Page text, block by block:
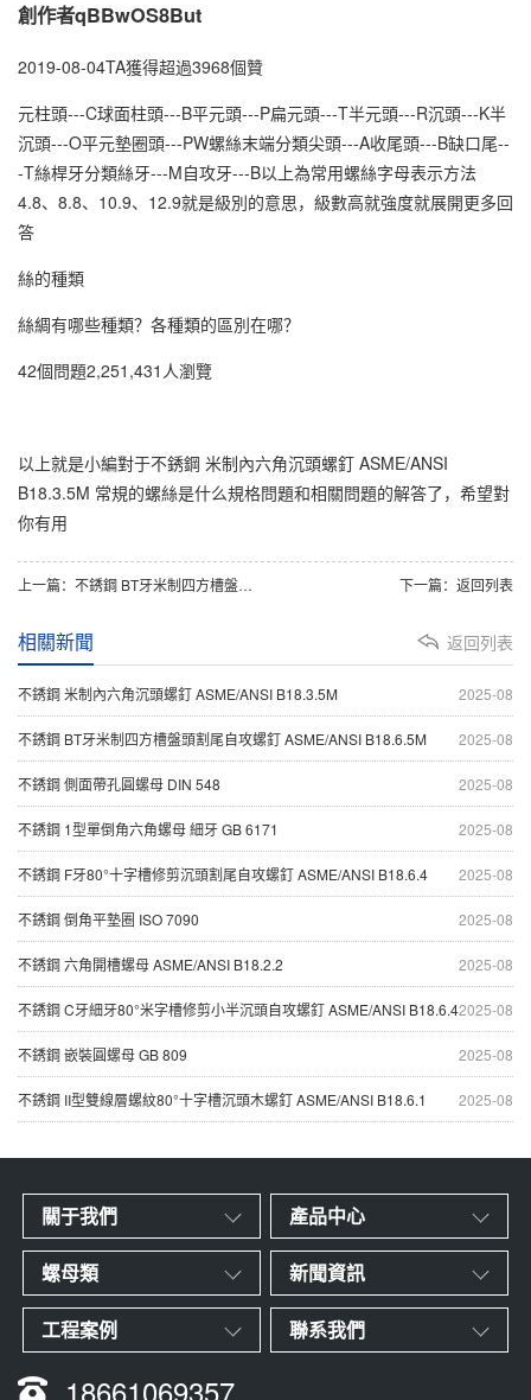
創作者qBBwOS8But
2019-08-04TA獲得超過3968個贊
元柱頭---C球面柱頭---B平元頭---P扁元頭---T半元頭---R沉頭---K半
沉頭---O平元墊圈頭---PW螺絲末端分類尖頭---A收尾頭---B缺口尾--
-T絲桿牙分類絲牙---M自攻牙---B以上為常用螺絲字母表示方法
4.8、8.8、10.9、12.9就是級別的意思，級數高就強度就展開更多回
答
絲的種類
絲綢有哪些種類？各種類的區別在哪？
42個問題2,251,431人瀏覽
以上就是小編對于不銹鋼 米制內六角沉頭螺釘 ASME/ANSI
B18.3.5M 常規的螺絲是什么規格問題和相關問題的解答了，希望對
你有用
上一篇： 不銹鋼 BT牙米制四方槽盤頭割尾自攻螺釘 ASME/ANSI B18.6.5M 下一篇： 返回列表
返回列表
相關新聞
2025-08
不銹鋼 米制內六角沉頭螺釘 ASME/ANSI B18.3.5M
2025-08
不銹鋼 BT牙米制四方槽盤頭割尾自攻螺釘 ASME/ANSI B18.6.5M
2025-08
不銹鋼 側面帶孔圓螺母 DIN 548
2025-08
不銹鋼 1型單倒角六角螺母 細牙 GB 6171
2025-08
不銹鋼 F牙80°十字槽修剪沉頭割尾自攻螺釘 ASME/ANSI B18.6.4
2025-08
不銹鋼 倒角平墊圈 ISO 7090
2025-08
不銹鋼 六角開槽螺母 ASME/ANSI B18.2.2
2025-08
不銹鋼 C牙細牙80°米字槽修剪小半沉頭自攻螺釘 ASME/ANSI B18.6.4
2025-08
不銹鋼 嵌裝圓螺母 GB 809
2025-08
不銹鋼 II型雙線層螺紋80°十字槽沉頭木螺釘 ASME/ANSI B18.6.1
關于我們 產品中心
螺母類 新聞資訊
工程案例 聯系我們
18661069357